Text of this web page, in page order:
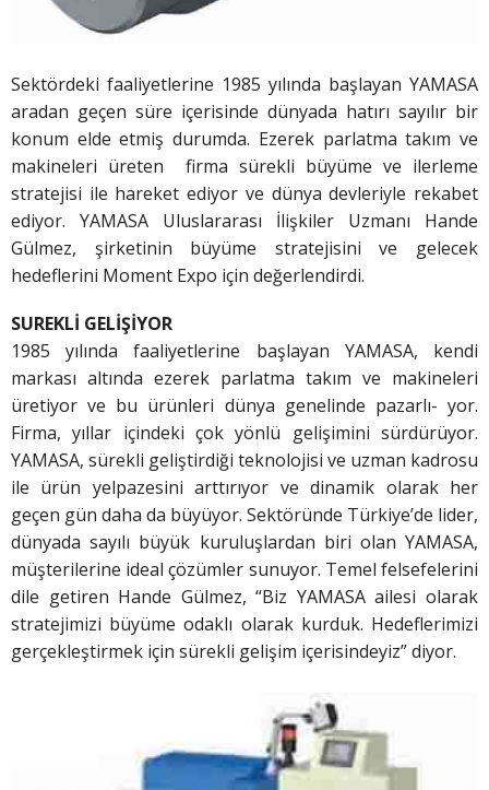
Sektördeki faaliyetlerine 1985 yılında başlayan YAMASA
aradan geçen süre içerisinde dünyada hatırı sayılır bir
konum elde etmiş durumda. Ezerek parlatma takım ve
makineleri üreten firma sürekli büyüme ve ilerleme
stratejisi ile hareket ediyor ve dünya devleriyle rekabet
ediyor. YAMASA Uluslararası İlişkiler Uzmanı Hande
Gülmez, şirketinin büyüme stratejisini ve gelecek
hedeflerini Moment Expo için değerlendirdi.
SUREKLİ GELİŞİYOR
1985 yılında faaliyetlerine başlayan YAMASA, kendi
markası altında ezerek parlatma takım ve makineleri
üretiyor ve bu ürünleri dünya genelinde pazarlı- yor.
Firma, yıllar içindeki çok yönlü gelişimini sürdürüyor.
YAMASA, sürekli geliştirdiği teknolojisi ve uzman kadrosu
ile ürün yelpazesini arttırıyor ve dinamik olarak her
geçen gün daha da büyüyor. Sektöründe Türkiye’de lider,
dünyada sayılı büyük kuruluşlardan biri olan YAMASA,
müşterilerine ideal çözümler sunuyor. Temel felsefelerini
dile getiren Hande Gülmez, “Biz YAMASA ailesi olarak
stratejimizi büyüme odaklı olarak kurduk. Hedeflerimizi
gerçekleştirmek için sürekli gelişim içerisindeyiz” diyor.